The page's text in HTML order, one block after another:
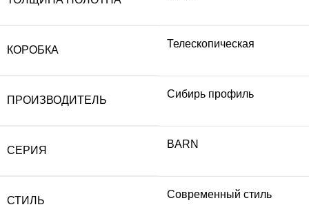
КОРОБКА
Телескопическая
ПРОИЗВОДИТЕЛЬ
Сибирь профиль
СЕРИЯ
BARN
СТИЛЬ
Современный стиль